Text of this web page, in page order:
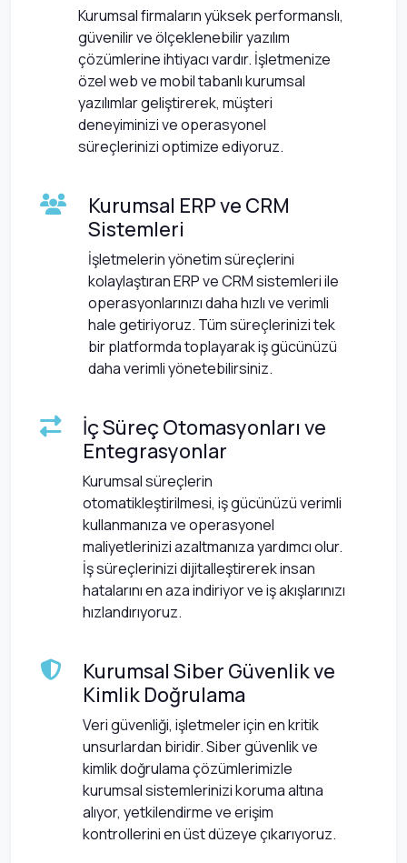
Kurumsal firmaların yüksek performanslı,
güvenilir ve ölçeklenebilir yazılım
çözümlerine ihtiyacı vardır. İşletmenize
özel web ve mobil tabanlı kurumsal
yazılımlar geliştirerek, müşteri
deneyiminizi ve operasyonel
süreçlerinizi optimize ediyoruz.
Kurumsal ERP ve CRM
Sistemleri
İşletmelerin yönetim süreçlerini
kolaylaştıran ERP ve CRM sistemleri ile
operasyonlarınızı daha hızlı ve verimli
hale getiriyoruz. Tüm süreçlerinizi tek
bir platformda toplayarak iş gücünüzü
daha verimli yönetebilirsiniz.
İç Süreç Otomasyonları ve
Entegrasyonlar
Kurumsal süreçlerin
otomatikleştirilmesi, iş gücünüzü verimli
kullanmanıza ve operasyonel
maliyetlerinizi azaltmanıza yardımcı olur.
İş süreçlerinizi dijitalleştirerek insan
hatalarını en aza indiriyor ve iş akışlarınızı
hızlandırıyoruz.
Kurumsal Siber Güvenlik ve
Kimlik Doğrulama
Veri güvenliği, işletmeler için en kritik
unsurlardan biridir. Siber güvenlik ve
kimlik doğrulama çözümlerimizle
kurumsal sistemlerinizi koruma altına
alıyor, yetkilendirme ve erişim
kontrollerini en üst düzeye çıkarıyoruz.